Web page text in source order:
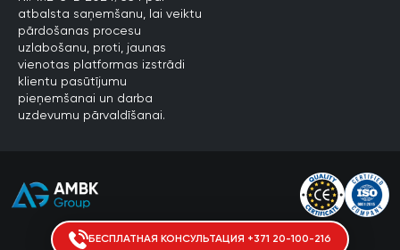
atbalsta saņemšanu, lai veiktu
pārdošanas procesu
uzlabošanu, proti, jaunas
vienotas platformas izstrādi
klientu pasūtījumu
pieņemšanai un darba
uzdevumu pārvaldīšanai.
БЕСПЛАТНАЯ КОНСУЛЬТАЦИЯ +371 20-100-216